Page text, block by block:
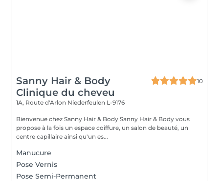
Sanny Hair & Body
Clinique du cheveu
10
1A, Route d'Arlon Niederfeulen L-9176
Bienvenue chez Sanny Hair & Body Sanny Hair & Body vous
propose à la fois un espace coiffure, un salon de beauté, un
centre capillaire ainsi qu'un es...
Manucure
Pose Vernis
Pose Semi-Permanent